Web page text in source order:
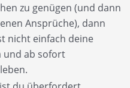
zu genügen (und dann
Ansprüche), dann
nicht einfach deine
und ab sofort